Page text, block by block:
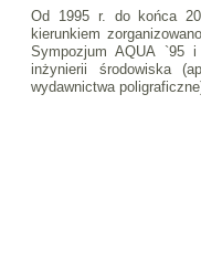
Od 1995 r. do końca
kierunkiem
Sympozjum AQUA `95
inżynierii środowiska
wydawnictwa